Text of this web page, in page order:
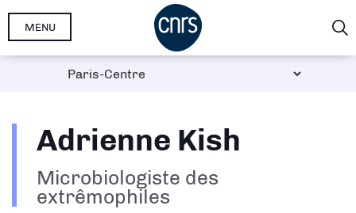
Aller
MENU
Adrienne Kish
Microbiologiste des
extrêmophiles